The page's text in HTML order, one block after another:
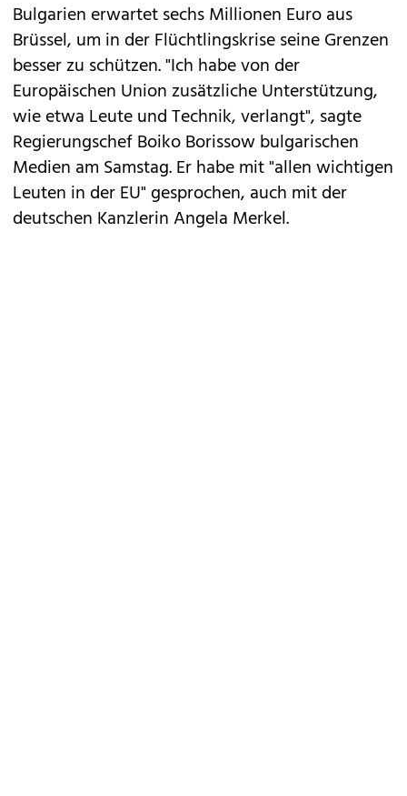
Bulgarien erwartet sechs Millionen Euro aus
Brüssel, um in der Flüchtlingskrise seine Grenzen
besser zu schützen. "Ich habe von der
Europäischen Union zusätzliche Unterstützung,
wie etwa Leute und Technik, verlangt", sagte
Regierungschef Boiko Borissow bulgarischen
Medien am Samstag. Er habe mit "allen wichtigen
Leuten in der EU" gesprochen, auch mit der
deutschen Kanzlerin Angela Merkel.